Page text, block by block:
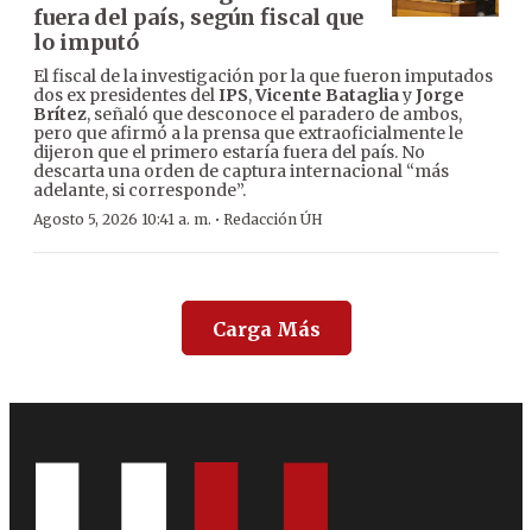
fuera del país, según fiscal que
lo imputó
El fiscal de la investigación por la que fueron imputados
dos ex presidentes delIPS,Vicente BatagliayJorge
Brítez, señaló que desconoce el paradero de ambos,
pero que afirmó a la prensa que extraoficialmente le
dijeron que el primero estaría fuera del país. No
descarta una orden de captura internacional “más
adelante, si corresponde”.
Agosto 5, 2026 10:41 a. m. · Redacción ÚH
Carga Más